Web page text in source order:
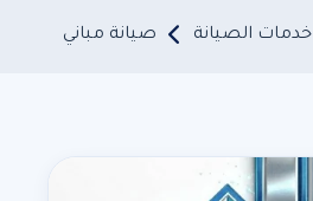
خدمات الصيانة صيانة مباني